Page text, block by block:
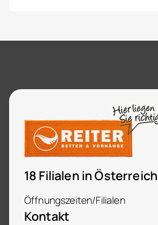
18 Filialen in Österreich
Öffnungszeiten/Filialen
Kontakt